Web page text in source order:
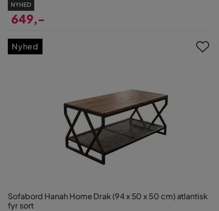
NYHED
649,-
Sofabord Hanah Home Drak (94 x 50 x 50 cm) atlantisk
fyr sort
Nyhed